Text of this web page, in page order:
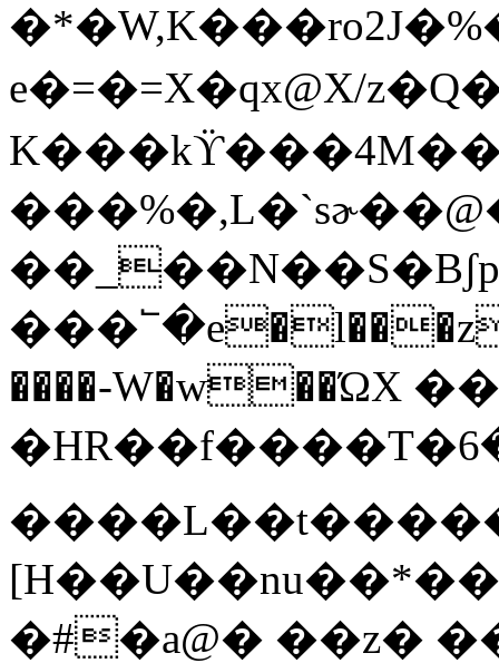
e�=�=X�qx@X/
����-W�w��ΏX
�HR��f����T�܉$���6�>����?
�#�a@� ��z�